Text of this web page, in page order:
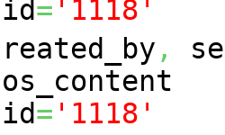
id= '1118'
,
id= '1118'